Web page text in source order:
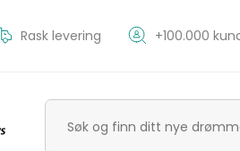
Rask levering +100.000